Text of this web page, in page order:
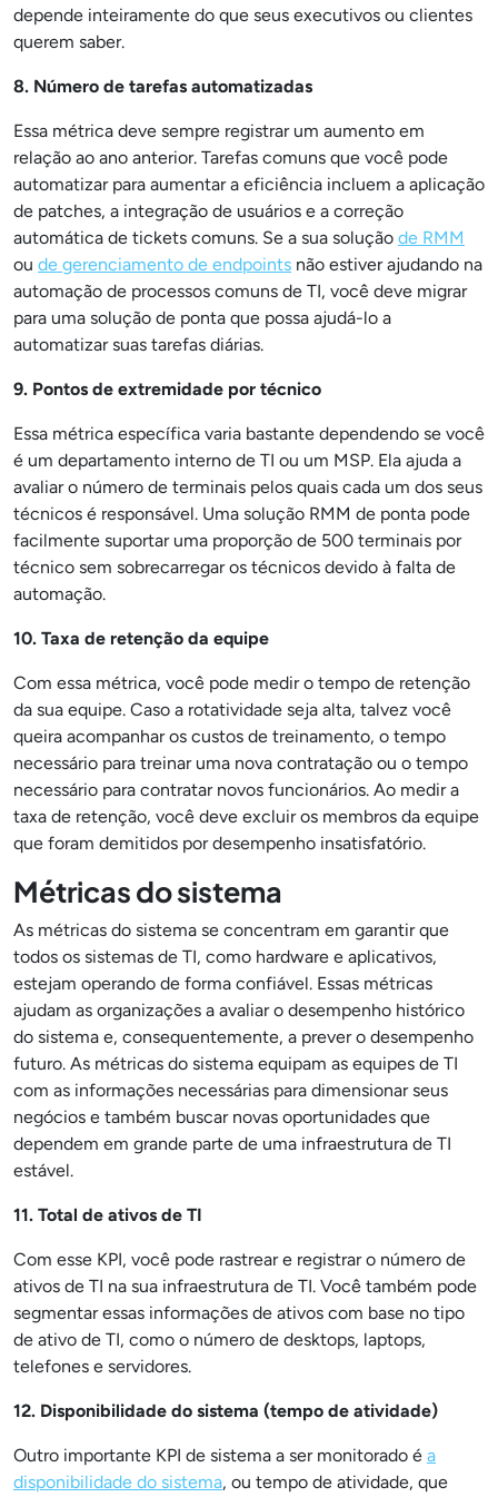
depende inteiramente do que seus executivos ou clientes
querem saber.
8. Número de tarefas automatizadas
Essa métrica deve sempre registrar um aumento em
relação ao ano anterior. Tarefas comuns que você pode
automatizar para aumentar a eficiência incluem a aplicação
de patches, a integração de usuários e a correção
automática de tickets comuns. Se a sua solução de RMM
ou de gerenciamento de endpoints não estiver ajudando na
automação de processos comuns de TI, você deve migrar
para uma solução de ponta que possa ajudá-lo a
automatizar suas tarefas diárias.
9. Pontos de extremidade por técnico
Essa métrica específica varia bastante dependendo se você
é um departamento interno de TI ou um MSP. Ela ajuda a
avaliar o número de terminais pelos quais cada um dos seus
técnicos é responsável. Uma solução RMM de ponta pode
facilmente suportar uma proporção de 500 terminais por
técnico sem sobrecarregar os técnicos devido à falta de
automação.
10. Taxa de retenção da equipe
Com essa métrica, você pode medir o tempo de retenção
da sua equipe. Caso a rotatividade seja alta, talvez você
queira acompanhar os custos de treinamento, o tempo
necessário para treinar uma nova contratação ou o tempo
necessário para contratar novos funcionários. Ao medir a
taxa de retenção, você deve excluir os membros da equipe
que foram demitidos por desempenho insatisfatório.
Métricas do sistema
As métricas do sistema se concentram em garantir que
todos os sistemas de TI, como hardware e aplicativos,
estejam operando de forma confiável. Essas métricas
ajudam as organizações a avaliar o desempenho histórico
do sistema e, consequentemente, a prever o desempenho
futuro. As métricas do sistema equipam as equipes de TI
com as informações necessárias para dimensionar seus
negócios e também buscar novas oportunidades que
dependem em grande parte de uma infraestrutura de TI
estável.
11. Total de ativos de TI
Com esse KPI, você pode rastrear e registrar o número de
ativos de TI na sua infraestrutura de TI. Você também pode
segmentar essas informações de ativos com base no tipo
de ativo de TI, como o número de desktops, laptops,
telefones e servidores.
12. Disponibilidade do sistema (tempo de atividade)
Outro importante KPI de sistema a ser monitorado é a
disponibilidade do sistema, ou tempo de atividade, que